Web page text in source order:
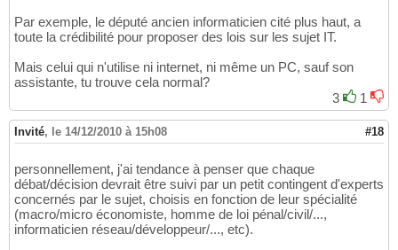
Par exemple, le député ancien informaticien cité plus haut, a
toute la crédibilité pour proposer des lois sur les sujet IT.
Mais celui qui n'utilise ni internet, ni même un PC, sauf son
assistante, tu trouve cela normal?
3
1
Invité, le 14/12/2010 à 15h08 #18
personnellement, j'ai tendance à penser que chaque
débat/décision devrait être suivi par un petit contingent d'experts
concernés par le sujet, choisis en fonction de leur spécialité
(macro/micro économiste, homme de loi pénal/civil/...,
informaticien réseau/développeur/..., etc).